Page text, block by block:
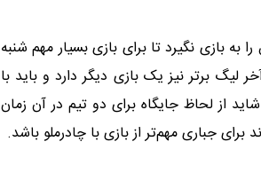
بازی نگیرد تا برای بازی بسیار مهم شنبه
لیگ برتر نیز یک بازی دیگر دارد و باید با
از لحاظ جایگاه برای دو تیم در آن زمان
جباری مهم‌تر از بازی با چادرملو باشد.